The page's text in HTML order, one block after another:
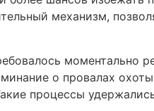
механизм,
моментально
о провалах
процессы